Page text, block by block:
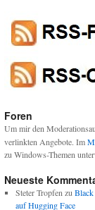
Foren
Um mir den
verlinkten Angebote. Im
zu Windows-Themen
Neueste
Steter Tropfen zu
auf Hugging Face